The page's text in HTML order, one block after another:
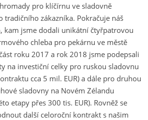
pro klíčírnu ve sladovně
tradičního zákazníka. Pokračuje náš
kam jsme dodali unikátní čtyřpatrovou
chleba pro pekárnu ve městě
roku 2017 a rok 2018 jsme podepsali
na investiční celky pro ruskou sladovnu
cca 5 mil. EUR) a dále pro druhou
sladovny na Novém Zélandu
etapy přes 300 tis. EUR). Rovněž se
další celoroční kontrakt s našim